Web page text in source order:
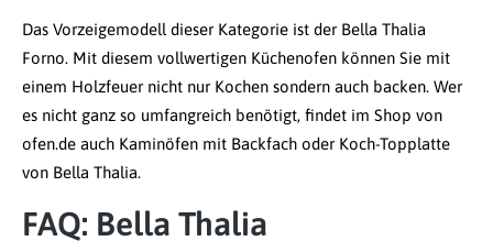
Das Vorzeigemodell dieser Kategorie ist der Bella Thalia
Forno. Mit diesem vollwertigen Küchenofen können Sie mit
einem Holzfeuer nicht nur Kochen sondern auch backen. Wer
es nicht ganz so umfangreich benötigt, findet im Shop von
ofen.de auch Kaminöfen mit Backfach oder Koch-Topplatte
von Bella Thalia.
FAQ: Bella Thalia